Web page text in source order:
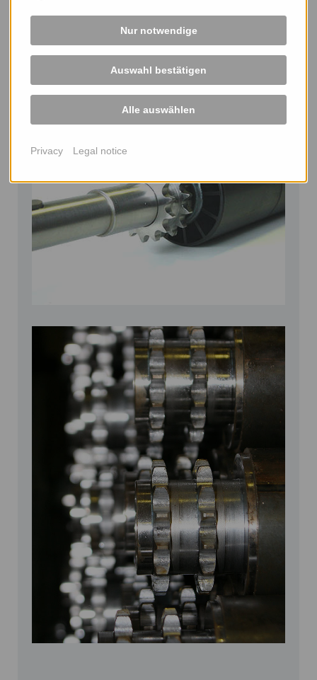
Choose from an infinite number of special solutions and
Nur notwendige
Auswahl bestätigen
Alle auswählen
Privacy Legal notice